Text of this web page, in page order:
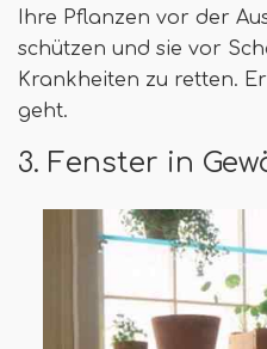
Ihre Pflanzen vor der
schützen und sie vor
Krankheiten zu retten.
geht.
3. Fenster in